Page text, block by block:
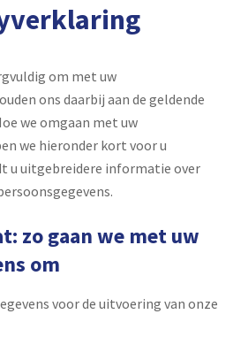
om met uw
ons daarbij aan de geldende
we omgaan met uw
we hieronder kort voor u
u uitgebreidere informatie over
zo gaan we met uw
om
voor de uitvoering van onze